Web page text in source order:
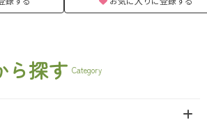
ら探す Category